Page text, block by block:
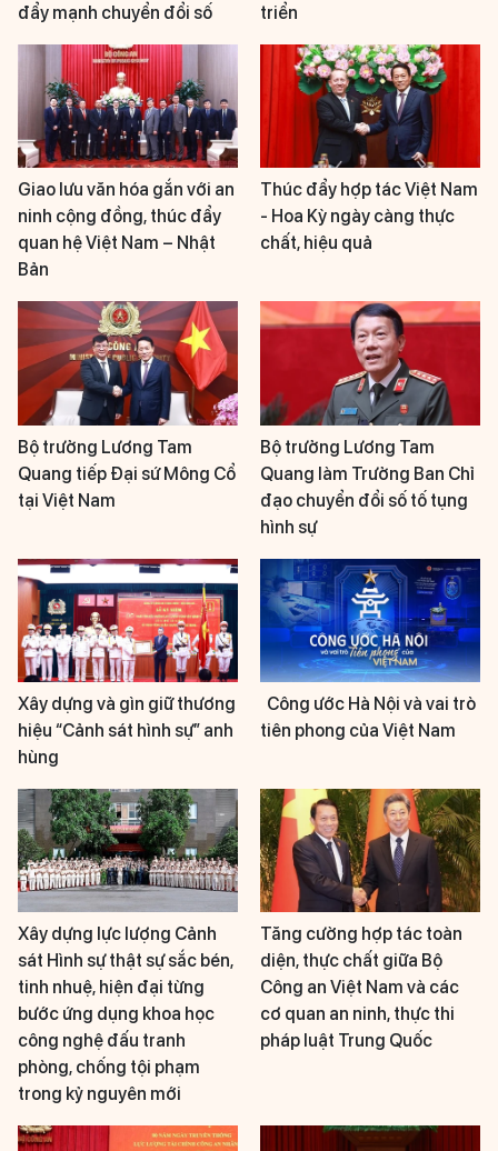
đẩy mạnh chuyển đổi số
triển
Giao lưu văn hóa gắn với an
ninh cộng đồng, thúc đẩy
quan hệ Việt Nam – Nhật
Bản
Thúc đẩy hợp tác Việt Nam
- Hoa Kỳ ngày càng thực
chất, hiệu quả
Bộ trưởng Lương Tam
Quang tiếp Đại sứ Mông Cổ
tại Việt Nam
Bộ trưởng Lương Tam
Quang làm Trưởng Ban Chỉ
đạo chuyển đổi số tố tụng
hình sự
Xây dựng và gìn giữ thương
hiệu “Cảnh sát hình sự” anh
hùng
Công ước Hà Nội và vai trò
tiên phong của Việt Nam
Xây dựng lực lượng Cảnh
sát Hình sự thật sự sắc bén,
tinh nhuệ, hiện đại từng
bước ứng dụng khoa học
công nghệ đấu tranh
phòng, chống tội phạm
trong kỷ nguyên mới
Tăng cường hợp tác toàn
diện, thực chất giữa Bộ
Công an Việt Nam và các
cơ quan an ninh, thực thi
pháp luật Trung Quốc